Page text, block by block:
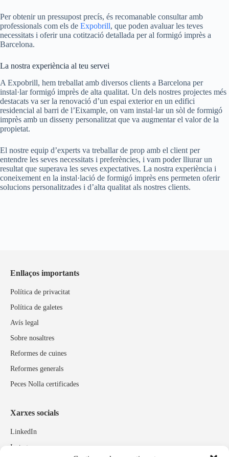
Per obtenir un pressupost precís, és recomanable consultar amb
professionals com els de Expobrill, que poden avaluar les teves
necessitats i oferir una cotització detallada per al formigó imprès a
Barcelona.
La nostra experiència al teu servei
A Expobrill, hem treballat amb diversos clients a Barcelona per
instal·lar formigó imprès de alta qualitat. Un dels nostres projectes més
destacats va ser la renovació d’un espai exterior en un edifici
residencial al barri de l’Eixample, on vam instal·lar un sòl de formigó
imprès amb un disseny personalitzat que va augmentar el valor de la
propietat.
El nostre equip d’experts va treballar de prop amb el client per
entendre les seves necessitats i preferències, i vam poder lliurar un
resultat que superava les seves expectatives. La nostra experiència i
coneixement en la instal·lació de formigó imprès ens permeten oferir
solucions personalitzades i d’alta qualitat als nostres clients.
Enllaços importants
Política de privacitat
Política de galetes
Avís legal
Sobre nosaltres
Reformes de cuines
Reformes generals
Peces Nolla certificades
Xarxes socials
LinkedIn
Instagram